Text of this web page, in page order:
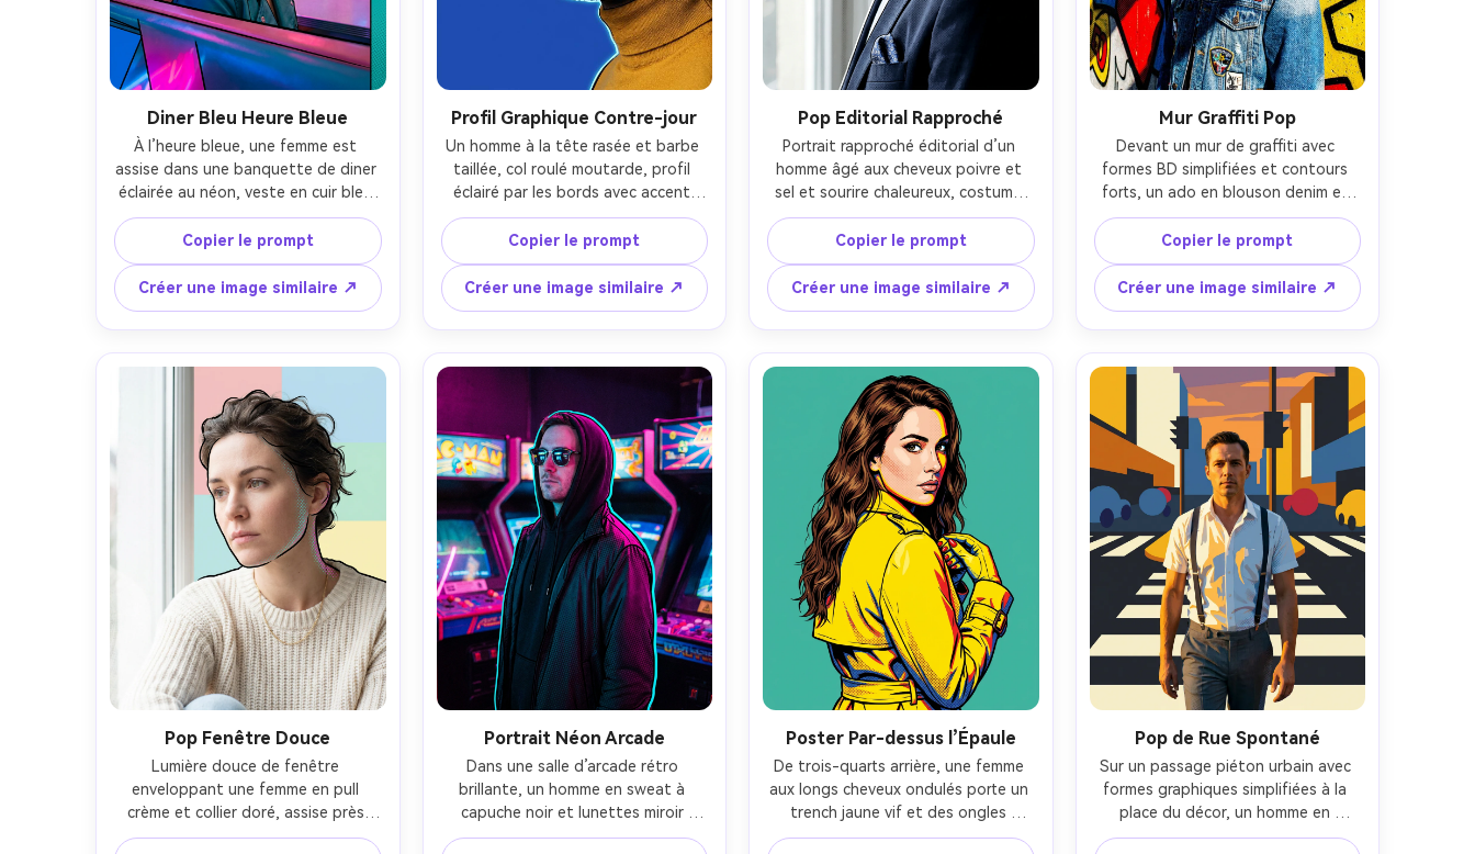
Diner Bleu Heure Bleue
À l’heure bleue, une femme est
assise dans une banquette de diner
éclairée au néon, veste en cuir bleu
canard et eye-liner œil de chat ;
néons magenta et cyan formant des
reflets lumineux ; rendu 50 mm,
cadrage rapproché ; aplats de
couleurs pop art, contours à l’encre
audacieux, trames discrètes sur les
joues ; peau réaliste, bruit maîtrisé,
Copier le prompt
Créer une image similaire ↗
Profil Graphique Contre-jour
Un homme à la tête rasée et barbe
taillée, col roulé moutarde, profil
éclairé par les bords avec accent
lumineux vif sur un fond bleu roi uni ;
look portrait 85 mm, composition
profil avec espace négatif ; ombres
postérisées pop art, contour épais
graphique, trame minimale ; texture
de peau réaliste, cils nets, haute
résolution --ar 4:5
Copier le prompt
Créer une image similaire ↗
Pop Editorial Rapproché
Portrait rapproché éditorial d’un
homme âgé aux cheveux poivre et
sel et sourire chaleureux, costume
bleu marine et pochette graphique ;
lumière douce en fenêtre avec
dégradé subtil et mince liseré ; style
85 mm, cadrage serré ; palette pop
art à séparation nette des couleurs,
trames fines dans les demi-teintes,
contours précis ; pores réalistes,
ombres naturelles, haute résolution
--ar 4:5
Copier le prompt
Créer une image similaire ↗
Mur Graffiti Pop
Devant un mur de graffiti avec
formes BD simplifiées et contours
forts, un ado en blouson denim et
bonnet coloré regarde hors-champ ;
soleil de midi dur, ombres très
marquées ; style 35 mm, cadrage
demi-corps ; posterisation pop art,
primaires saturées, ombres traitées
en trame ; peau réaliste, mise au
point précise, contraste prononcé -
-ar 4:5
Copier le prompt
Créer une image similaire ↗
Pop Fenêtre Douce
Lumière douce de fenêtre
enveloppant une femme en pull
crème et collier doré, assise près
d’une fenêtre lumineuse sur un fond
Portrait Néon Arcade
Dans une salle d’arcade rétro
brillante, un homme en sweat à
capuche noir et lunettes miroir
debout sous des néons magenta et
Poster Par-dessus l’Épaule
De trois-quarts arrière, une femme
aux longs cheveux ondulés porte un
trench jaune vif et des ongles
rouges ; éclairage studio avec
Pop de Rue Spontané
Sur un passage piéton urbain avec
formes graphiques simplifiées à la
place du décor, un homme en
chemise blanche et bretelles marche